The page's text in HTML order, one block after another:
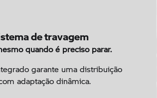
de travagem
quando é preciso parar.
garante uma distribuição
adaptação dinâmica.